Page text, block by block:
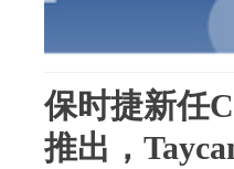
保时捷新任
推出，